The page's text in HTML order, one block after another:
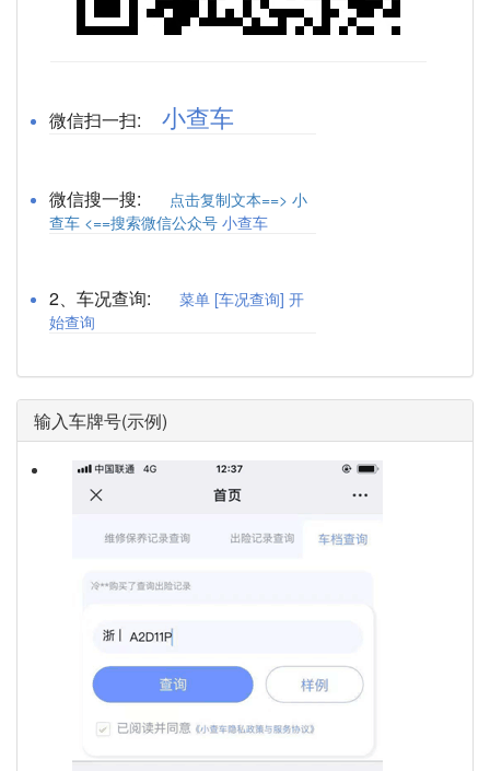
微信扫一扫: 小查车
微信搜一搜:
点击复制文本==> 小
查车 <==搜索微信公众号 小查车
2、车况查询:
菜单 [车况查询] 开
始查询
输入车牌号(示例)